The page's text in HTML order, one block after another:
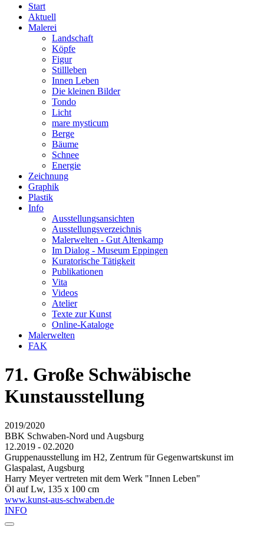
Start
Aktuell
Malerei
Landschaft
Köpfe
Figur
Stillleben
Innen Leben
Die kleinen Bilder
Tondo
Licht
mare mysticum
Berge
Bäume
Schnee
Energie
Zeichnung
Graphik
Plastik
Info
Ausstellungsansichten
Ausstellungsverzeichnis
Malerwelten - Gut Altenkamp
Im Dialog - Museum Eppingen
Kuratorische Tätigkeit
Publikationen
Vita
Videos
Atelier
Texte zur Kunst
Online-Kataloge
Malerwelten
FAK
71. Große Schwäbische
Kunstausstellung
2019/2020
BBK Schwaben-Nord und Augsburg
12.2019 - 02.2020
Gruppenausstellung im H2, Zentrum für Gegenwartskunst im
Glaspalast, Augsburg
Harry Meyer vertreten mit dem Werk "Innen Leben"
Öl auf Lw, 135 x 100 cm
www.kunst-aus-schwaben.de
INFO